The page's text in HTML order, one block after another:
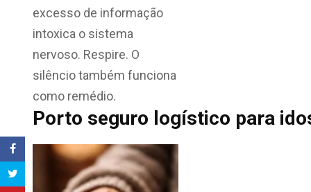
excesso de informação
intoxica o sistema
nervoso. Respire. O
silêncio também funciona
como remédio.
Porto seguro logístico para